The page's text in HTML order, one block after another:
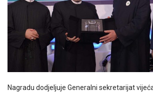
Nagradu dodjeljuje Generalni sekretarijat